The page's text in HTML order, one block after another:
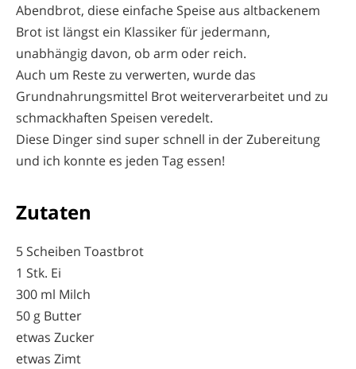
Abendbrot, diese einfache Speise aus altbackenem
Brot ist längst ein Klassiker für jedermann,
unabhängig davon, ob arm oder reich.
Auch um Reste zu verwerten, wurde das
Grundnahrungsmittel Brot weiterverarbeitet und zu
schmackhaften Speisen veredelt.
Diese Dinger sind super schnell in der Zubereitung
und ich konnte es jeden Tag essen!
Zutaten
5 Scheiben Toastbrot
1 Stk. Ei
300 ml Milch
50 g Butter
etwas Zucker
etwas Zimt